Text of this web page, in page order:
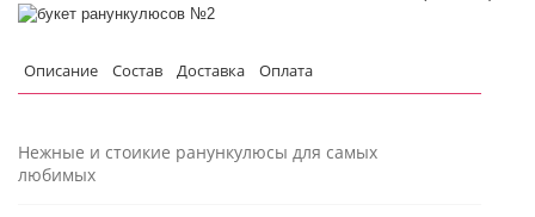
Описание Состав Доставка Оплата
Нежные и стоикие ранункулюсы для самых
любимых